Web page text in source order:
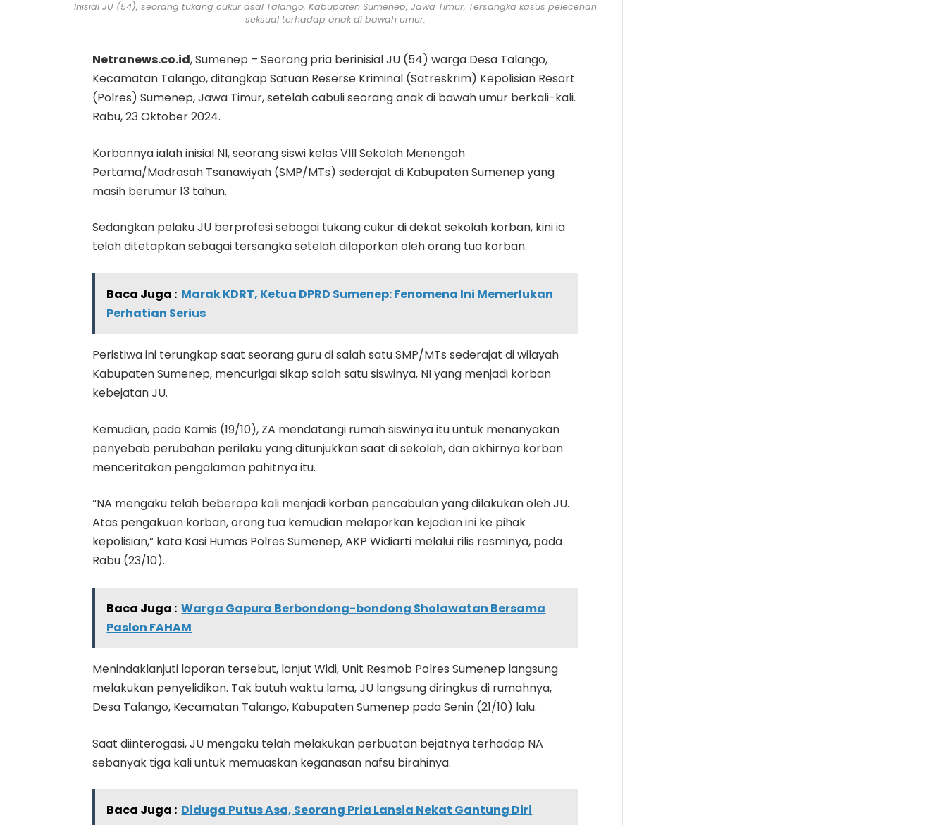
Inisial JU (54), seorang tukang cukur asal Talango, Kabupaten Sumenep, Jawa Timur, Tersangka kasus pelecehan
seksual terhadap anak di bawah umur.
Netranews.co.id, Sumenep – Seorang pria berinisial JU (54) warga Desa Talango,
Kecamatan Talango, ditangkap Satuan Reserse Kriminal (Satreskrim) Kepolisian Resort
(Polres) Sumenep, Jawa Timur, setelah cabuli seorang anak di bawah umur berkali-kali.
Rabu, 23 Oktober 2024.
Korbannya ialah inisial NI, seorang siswi kelas VIII Sekolah Menengah
Pertama/Madrasah Tsanawiyah (SMP/MTs) sederajat di Kabupaten Sumenep yang
masih berumur 13 tahun.
Sedangkan pelaku JU berprofesi sebagai tukang cukur di dekat sekolah korban, kini ia
telah ditetapkan sebagai tersangka setelah dilaporkan oleh orang tua korban.
Baca Juga : Marak KDRT, Ketua DPRD Sumenep: Fenomena Ini Memerlukan
Perhatian Serius
Peristiwa ini terungkap saat seorang guru di salah satu SMP/MTs sederajat di wilayah
Kabupaten Sumenep, mencurigai sikap salah satu siswinya, NI yang menjadi korban
kebejatan JU.
Kemudian, pada Kamis (19/10), ZA mendatangi rumah siswinya itu untuk menanyakan
penyebab perubahan perilaku yang ditunjukkan saat di sekolah, dan akhirnya korban
menceritakan pengalaman pahitnya itu.
“NA mengaku telah beberapa kali menjadi korban pencabulan yang dilakukan oleh JU.
Atas pengakuan korban, orang tua kemudian melaporkan kejadian ini ke pihak
kepolisian,” kata Kasi Humas Polres Sumenep, AKP Widiarti melalui rilis resminya, pada
Rabu (23/10).
Baca Juga : Warga Gapura Berbondong-bondong Sholawatan Bersama
Paslon FAHAM
Menindaklanjuti laporan tersebut, lanjut Widi, Unit Resmob Polres Sumenep langsung
melakukan penyelidikan. Tak butuh waktu lama, JU langsung diringkus di rumahnya,
Desa Talango, Kecamatan Talango, Kabupaten Sumenep pada Senin (21/10) lalu.
Saat diinterogasi, JU mengaku telah melakukan perbuatan bejatnya terhadap NA
sebanyak tiga kali untuk memuaskan keganasan nafsu birahinya.
Baca Juga : Diduga Putus Asa, Seorang Pria Lansia Nekat Gantung Diri